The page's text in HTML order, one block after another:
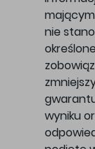
nie
wyniku